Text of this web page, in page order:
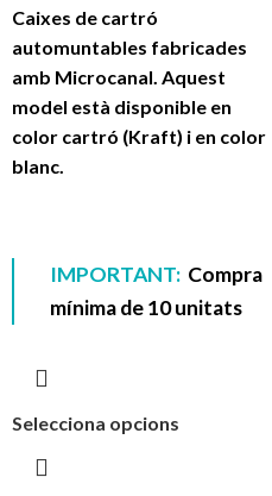
Caixes de cartró
automuntables fabricades
amb Microcanal. Aquest
model està disponible en
color cartró (Kraft) i en color
blanc.
IMPORTANT: Compra
mínima de 10 unitats
Selecciona opcions